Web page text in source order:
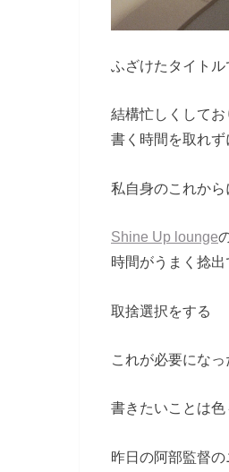
ふざけたタイト
結構忙しくしてお
書く時間を取れず
私自身のこれか
Shine Up lounge
時間がうまく捻
取捨選択をする
これが必要にな
書きたいことは
昨日の阿部監督